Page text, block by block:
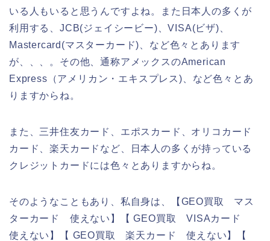
いる人もいると思うんですよね。また日本人の多くが
利用する、JCB(ジェイシービー)、VISA(ビザ)、
Mastercard(マスターカード)、など色々とあります
が、、、。その他、通称アメックスのAmerican
Express（アメリカン・エキスプレス)、など色々とあ
りますからね。
また、三井住友カード、エポスカード、オリコカード
カード、楽天カードなど、日本人の多くが持っている
クレジットカードには色々とありますからね。
そのようなこともあり、私自身は、【GEO買取 マス
ターカード 使えない】【 GEO買取 VISAカード
使えない】【 GEO買取 楽天カード 使えない】【